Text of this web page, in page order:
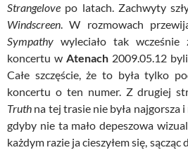
Strangelove po latach. Zachwyty
Windscreen. W rozmowach
Sympathy wyleciało tak
koncertu w Atenach2009.05.12
Całe szczęście, że to była tylko
koncertu o ten numer. Z drugiej
Truth na tej trasie nie była najgorsza
gdyby nie ta mało depeszowa
każdym razie ja cieszyłem się,